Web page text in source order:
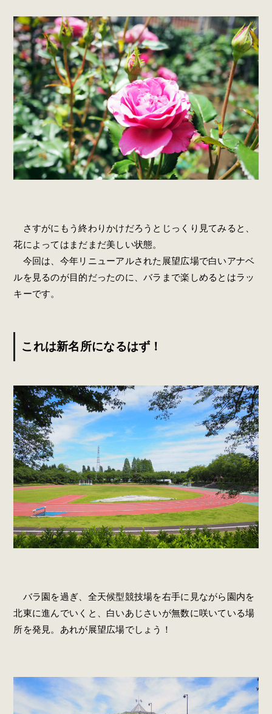
さすがにもう終わりかけだろうとじっくり見てみると、
花によってはまだまだ美しい状態。
今回は、今年リニューアルされた展望広場で白いアナベ
ルを見るのが目的だったのに、バラまで楽しめるとはラッ
キーです。
これは新名所になるはず！
バラ園を過ぎ、全天候型競技場を右手に見ながら園内を
北東に進んでいくと、白いあじさいが無数に咲いている場
所を発見。あれが展望広場でしょう！